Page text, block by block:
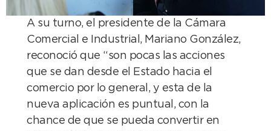
A su turno, el presidente de la Cámara
Comercial e Industrial, Mariano González,
reconoció que “son pocas las acciones
que se dan desde el Estado hacia el
comercio por lo general, y esta de la
nueva aplicación es puntual, con la
chance de que se pueda convertir en